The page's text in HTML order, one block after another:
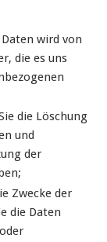
wird von
die es uns
die Löschung
und
der
Zwecke der
die Daten